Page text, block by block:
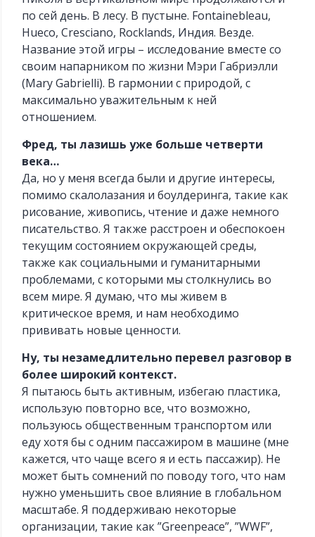
по сей день. В лесу. В пустыне. Fontainebleau,
Hueco, Cresciano, Rocklands, Индия. Везде.
Название этой игры – исследование вместе со
своим напарником по жизни Мэри Габриэлли
(Mary Gabrielli). В гармонии с природой, с
максимально уважительным к ней
отношением.
Фред, ты лазишь уже больше четверти
века…
Да, но у меня всегда были и другие интересы,
помимо скалолазания и боулдеринга, такие как
рисование, живопись, чтение и даже немного
писательство. Я также расстроен и обеспокоен
текущим состоянием окружающей среды,
также как социальными и гуманитарными
проблемами, с которыми мы столкнулись во
всем мире. Я думаю, что мы живем в
критическое время, и нам необходимо
прививать новые ценности.
Ну, ты незамедлительно перевел разговор в
более широкий контекст.
Я пытаюсь быть активным, избегаю пластика,
использую повторно все, что возможно,
пользуюсь общественным транспортом или
еду хотя бы с одним пассажиром в машине (мне
кажется, что чаще всего я и есть пассажир). Не
может быть сомнений по поводу того, что нам
нужно уменьшить свое влияние в глобальном
масштабе. Я поддерживаю некоторые
организации, такие как ”Greenpeace”, ”WWF”,